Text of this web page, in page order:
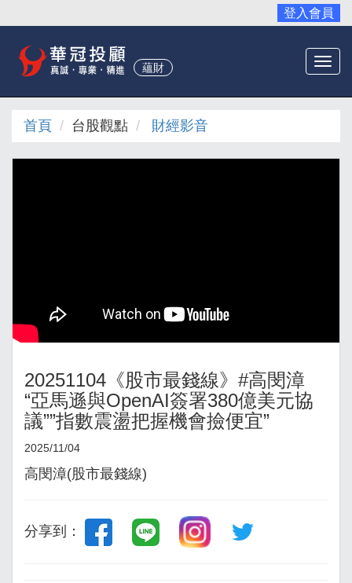
登入會員
蘊財
首頁 台股觀點 財經影音
20251104《股市最錢線》#高閔漳
“亞馬遜與OpenAI簽署380億美元協
議””指數震盪把握機會撿便宜”
2025/11/04
高閔漳(股市最錢線)
分享到：